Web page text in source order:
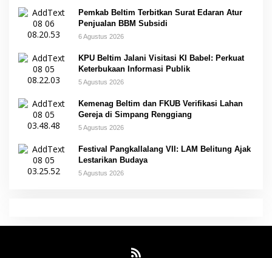
Pemkab Beltim Terbitkan Surat Edaran Atur
Penjualan BBM Subsidi
6 Agustus 2026
KPU Beltim Jalani Visitasi KI Babel: Perkuat
Keterbukaan Informasi Publik
5 Agustus 2026
Kemenag Beltim dan FKUB Verifikasi Lahan
Gereja di Simpang Renggiang
5 Agustus 2026
Festival Pangkallalang VII: LAM Belitung Ajak
Lestarikan Budaya
5 Agustus 2026